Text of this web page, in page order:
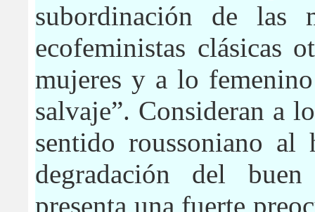
subordinación de las
ecofeministas clásicas
mujeres y a lo
salvaje”. Consideran a
sentido roussoniano
degradación del
presenta una fuerte